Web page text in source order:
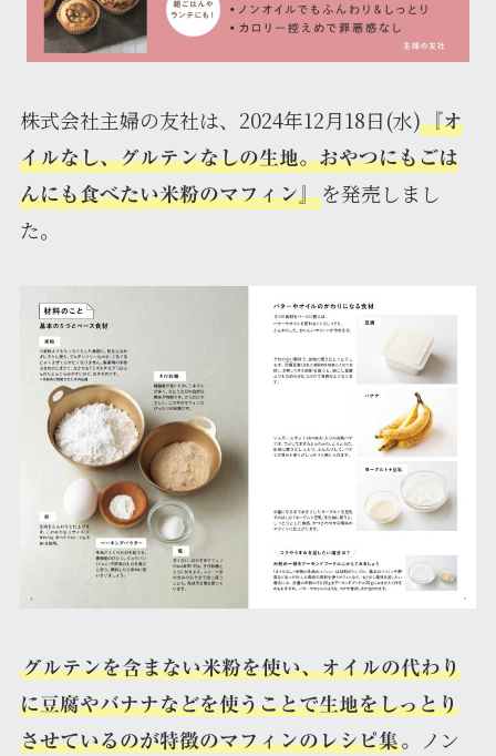
株式会社主婦の友社は、2024年12月18日(水)『オ
イルなし、グルテンなしの生地。おやつにもごは
んにも食べたい米粉のマフィン』を発売しまし
た。
グルテンを含まない米粉を使い、オイルの代わり
に豆腐やバナナなどを使うことで生地をしっとり
させているのが特徴のマフィンのレシピ集。
ノン